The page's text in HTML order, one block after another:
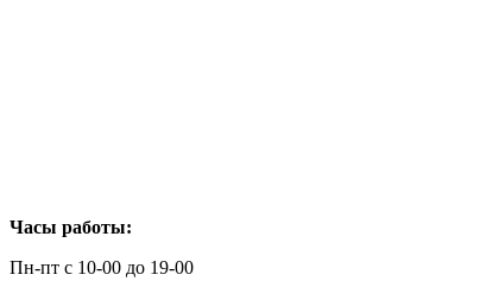
Часы работы:
Пн-пт с 10-00 до 19-00